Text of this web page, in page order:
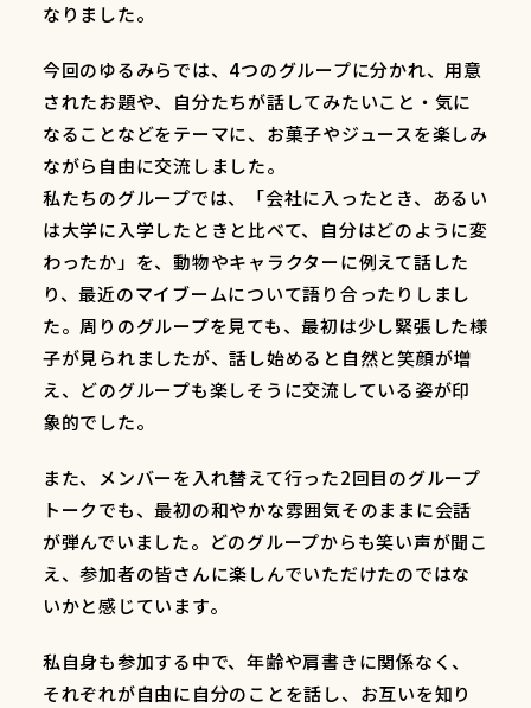
なりました。
今回のゆるみらでは、4つのグループに分かれ、用意
されたお題や、自分たちが話してみたいこと・気に
なることなどをテーマに、お菓子やジュースを楽しみ
ながら自由に交流しました。
私たちのグループでは、「会社に入ったとき、あるい
は大学に入学したときと比べて、自分はどのように変
わったか」を、動物やキャラクターに例えて話した
り、最近のマイブームについて語り合ったりしまし
た。周りのグループを見ても、最初は少し緊張した様
子が見られましたが、話し始めると自然と笑顔が増
え、どのグループも楽しそうに交流している姿が印
象的でした。
また、メンバーを入れ替えて行った2回目のグループ
トークでも、最初の和やかな雰囲気そのままに会話
が弾んでいました。どのグループからも笑い声が聞こ
え、参加者の皆さんに楽しんでいただけたのではな
いかと感じています。
私自身も参加する中で、年齢や肩書きに関係なく、
それぞれが自由に自分のことを話し、お互いを知り